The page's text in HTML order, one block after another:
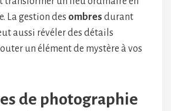
La gestion des ombres durant
aussi révéler des détails
un élément de mystère à vos
de photographie